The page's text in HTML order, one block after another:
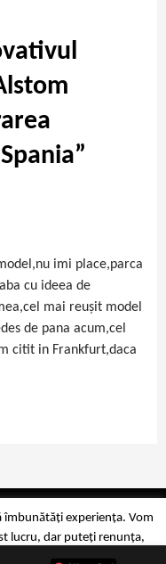
”
imi place,parca
cu ideea de
mai reușit model
de pana acum,cel
citit in Frankfurt,daca
2014-2026
îmbunătăți experiența. Vom
lucru, dar puteți renunța,